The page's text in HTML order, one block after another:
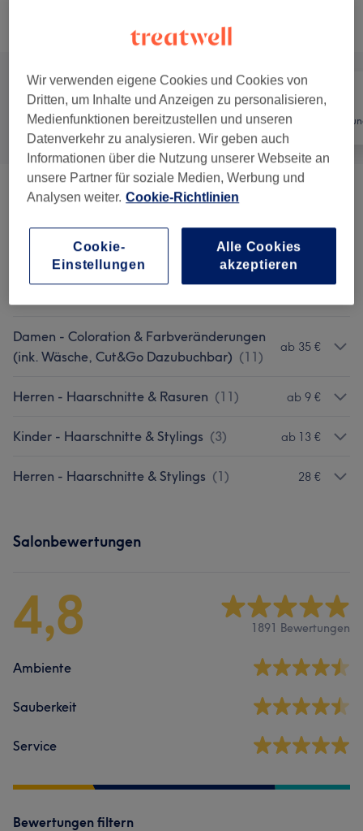
Alle Friseur
Keratin Behandlung (1)
Damen - Haar Extra Pflege Und
ab 17 €
Damen - Coloration & Farbveränderungen
(ink. Wäsche, Cut&Go Dazubuchbar) (11)
ab 35 €
Herren - Haarschnitte & Rasuren (11) ab 9 €
Kinder - Haarschnitte & Stylings (3) ab 13 €
Herren - Haarschnitte & Stylings (1) 28 €
Salonbewertungen
4,8 1891 Bewertungen
Ambiente
Sauberkeit
Service
Bewertungen filtern
Wir verwenden eigene Cookies und Cookies von
Dritten, um Inhalte und Anzeigen zu personalisieren,
Medienfunktionen bereitzustellen und unseren
Datenverkehr zu analysieren. Wir geben auch
Informationen über die Nutzung unserer Webseite an
unsere Partner für soziale Medien, Werbung und
Analysen weiter. Cookie-Richtlinien
Alle Cookies
akzeptieren
Cookie-
Einstellungen